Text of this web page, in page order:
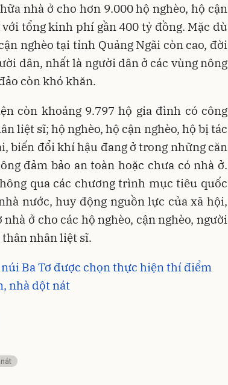
nhà ở cho hơn 9.000 hộ nghèo, hộ cận
tổng kinh phí gần 400 tỷ đồng. Mặc dù
nghèo tại tỉnh Quảng Ngãi còn cao, đời
dân, nhất là người dân ở các vùng nông
còn khó khăn.
còn khoảng 9.797 hộ gia đình có công
liệt sĩ; hộ nghèo, hộ cận nghèo, hộ bị tác
biến đổi khí hậu đang ở trong những căn
đảm bảo an toàn hoặc chưa có nhà ở.
qua các chương trình mục tiêu quốc
nước, huy động nguồn lực của xã hội,
ở cho các hộ nghèo, cận nghèo, người
thân nhân liệt sĩ.
Ba Tơ được chọn thực hiện thí điểm
nhà dột nát